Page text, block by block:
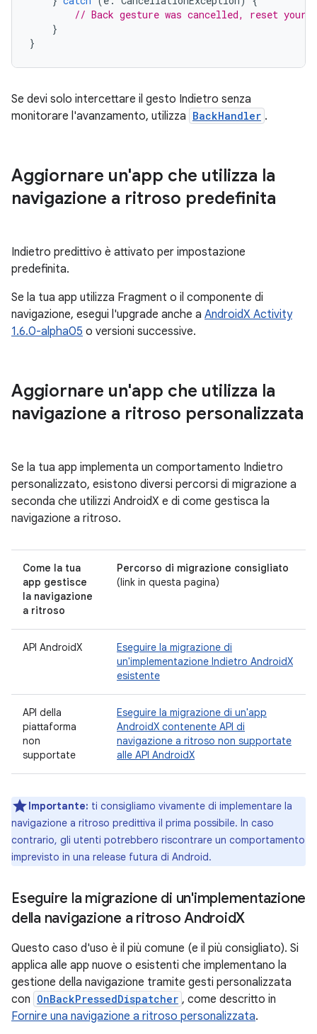
// Back gesture was cancelled, reset your
}
}
Se devi solo intercettare il gesto Indietro senza
monitorare l'avanzamento, utilizza BackHandler .
Aggiornare un'app che utilizza la
navigazione a ritroso predefinita
Indietro predittivo è attivato per impostazione
predefinita.
Se la tua app utilizza Fragment o il componente di
navigazione, esegui l'upgrade anche a AndroidX Activity
1.6.0-alpha05 o versioni successive.
Aggiornare un'app che utilizza la
navigazione a ritroso personalizzata
Se la tua app implementa un comportamento Indietro
personalizzato, esistono diversi percorsi di migrazione a
seconda che utilizzi AndroidX e di come gestisca la
navigazione a ritroso.
Come la tua
app gestisce
la navigazione
a ritroso
Percorso di migrazione consigliato
(link in questa pagina)
API AndroidX
Eseguire la migrazione di
un'implementazione Indietro AndroidX
esistente
API della
piattaforma
non
supportate
Eseguire la migrazione di un'app
AndroidX contenente API di
navigazione a ritroso non supportate
alle API AndroidX
Importante: ti consigliamo vivamente di implementare la
navigazione a ritroso predittiva il prima possibile. In caso
contrario, gli utenti potrebbero riscontrare un comportamento
imprevisto in una release futura di Android.
Eseguire la migrazione di un'implementazione
della navigazione a ritroso AndroidX
Questo caso d'uso è il più comune (e il più consigliato). Si
applica alle app nuove o esistenti che implementano la
gestione della navigazione tramite gesti personalizzata
con OnBackPressedDispatcher , come descritto in
Fornire una navigazione a ritroso personalizzata.